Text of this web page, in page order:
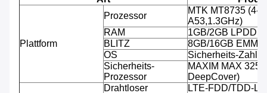
Plattform
Prozessor
MTK MT8735 (4-
A53,1.3GHz)
RAM
1GB/2GB
BLITZ
8GB/16GB EMMC
OS
Sicherheits-
Sicherheits-
Prozessor
MAXIM MAX
DeepCover)
Drahtloser
LTE-FDD/TDD-